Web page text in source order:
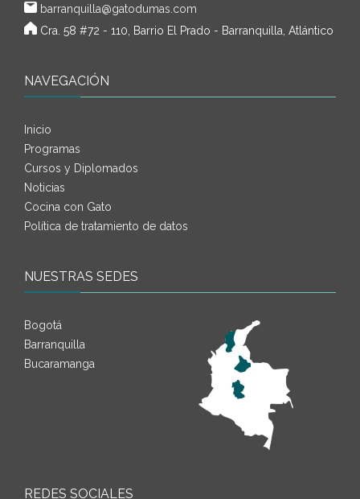
barranquilla@gatodumas.com
Cra. 58 #72 - 110, Barrio El Prado - Barranquilla, Atlántico
NAVEGACIÓN
Inicio
Programas
Cursos y Diplomados
Noticias
Cocina con Gato
Política de tratamiento de datos
NUESTRAS SEDES
Bogotá
Barranquilla
Bucaramanga
REDES SOCIALES